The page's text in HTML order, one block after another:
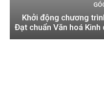
Khởi động chương
Đạt chuẩn Văn hoá